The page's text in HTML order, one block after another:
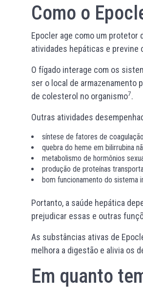
Como o
Epocler age como um protetor
atividades hepáticas e previne
O fígado interage com os
ser o local de armazenamento
de colesterol no organismo7.
Outras atividades
síntese de fatores de
quebra do heme em bilirrubina
metabolismo de hormônios
produção de proteínas
bom funcionamento do sistema
Portanto, a saúde hepática
prejudicar essas e outras
As substâncias ativas de
melhora a digestão e alivia os
Em quanto